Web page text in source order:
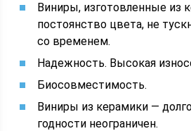
Виниры, изготовленные из
постоянство цвета, не
со временем.
Надежность. Высокая
Биосовместимость.
Виниры из керамики —
годности неограничен.